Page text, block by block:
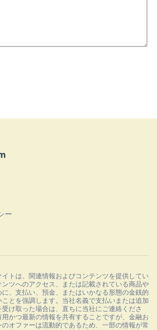
ー
トは、関連情報およびコンテンツを提供してい
ンツへのアクセス、または記載されている商品や
、支払い、預金、またはいかなる形態の金銭的
とを強調します。当社名義で支払いまたは追加
け取った場合は、直ちに当社にご連絡くださ
かつ最新の情報を共有することですが、金融お
オファーは流動的であるため、一部の情報が常